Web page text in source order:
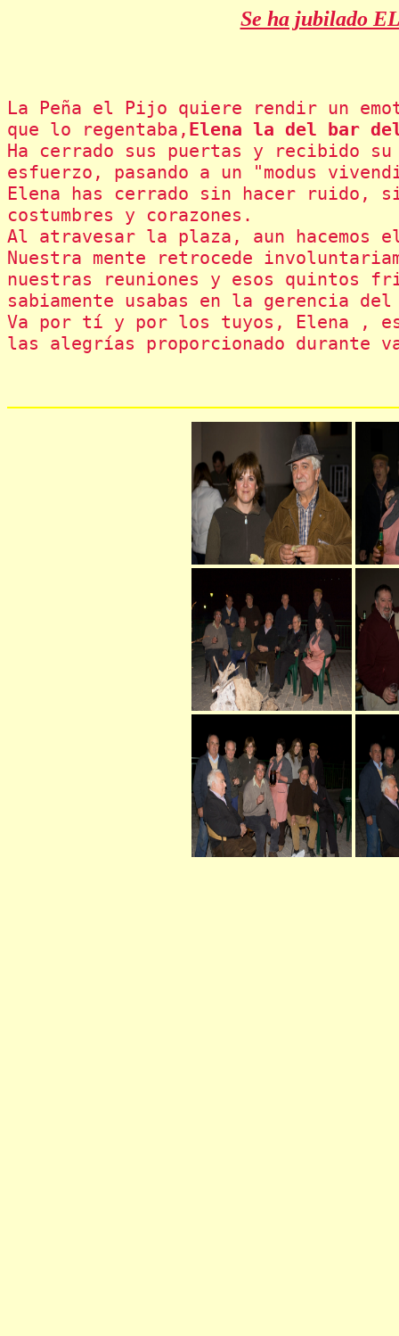
Se ha jubilado
La Peña el Pijo quiere rendir un
que lo regentaba, Elena la del bar
Ha cerrado sus puertas y recibido
esfuerzo, pasando a un "modus
Elena has cerrado sin hacer ruido,
costumbres y corazones.
Al atravesar la plaza, aun hacemos
Nuestra mente retrocede
nuestras reuniones y esos quintos
sabiamente usabas en la gerencia
Va por tí y por los tuyos, Elena ,